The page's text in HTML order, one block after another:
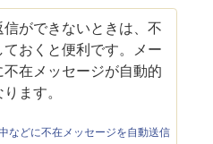
ができないときは、不
おくと便利です。メー
在メッセージが自動的
ます。
などに不在メッセージを自動送信